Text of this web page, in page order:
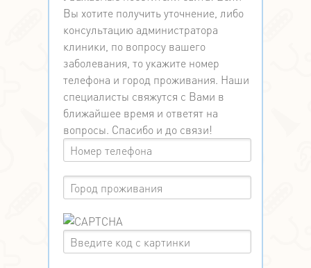
Вы хотите получить уточнение, либо
консультацию администратора
клиники, по вопросу вашего
заболевания, то укажите номер
телефона и город проживания. Наши
специалисты свяжутся с Вами в
ближайшее время и ответят на
вопросы. Спасибо и до связи!